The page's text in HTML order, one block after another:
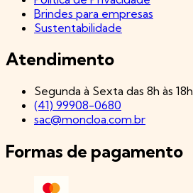
Brindes para empresas
Sustentabilidade
Atendimento
Segunda à Sexta das 8h às 18h
(41) 99908-0680
sac@moncloa.com.br
Formas de pagamento